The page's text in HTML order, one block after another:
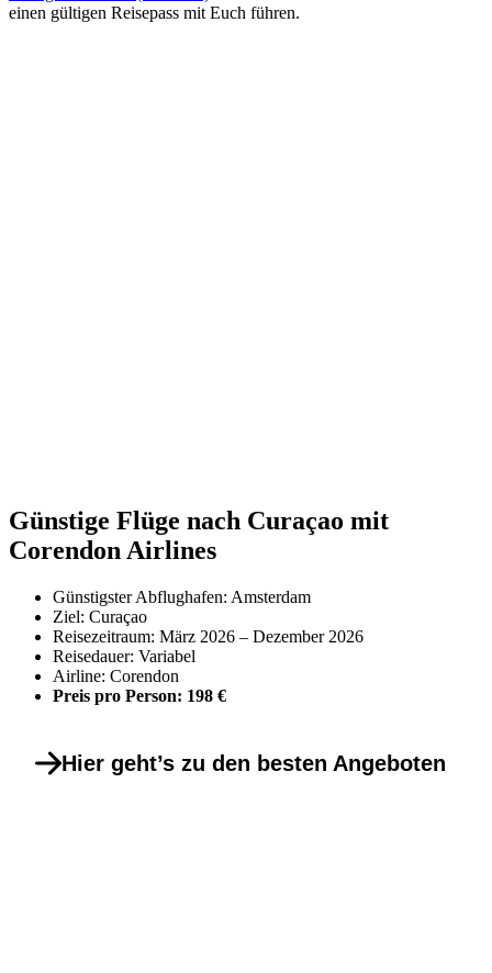
einen gültigen Reisepass mit Euch führen.
Günstige Flüge nach Curaçao mit
Corendon Airlines
Günstigster Abflughafen: Amsterdam
Ziel: Curaçao
Reisezeitraum: März 2026 – Dezember 2026
Reisedauer: Variabel
Airline: Corendon
Preis pro Person: 198 €
Hier geht’s zu den besten Angeboten